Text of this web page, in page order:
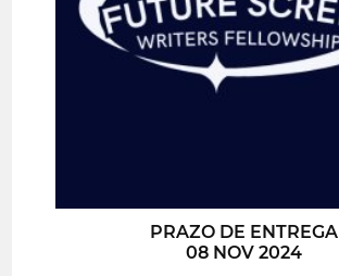
PRAZO DE ENTREGA
08 NOV 2024